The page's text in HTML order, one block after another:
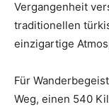
Vergangenheit
traditionellen
einzigartige
Für
Weg, einen 540